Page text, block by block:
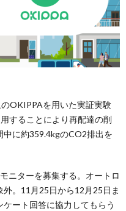
OKIPPAを用いた実証実験
することにより再配達の削
に約359.4kgのCO2排出を
ニターを募集する。オートロ
。11月25日から12月25日ま
ート回答に協力してもらう